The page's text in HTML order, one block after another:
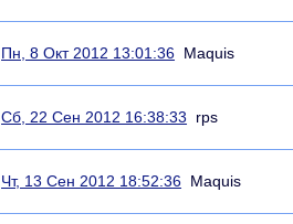
Пн, 8 Окт 2012 13:01:36 Maquis
Сб, 22 Сен 2012 16:38:33 rps
Чт, 13 Сен 2012 18:52:36 Maquis